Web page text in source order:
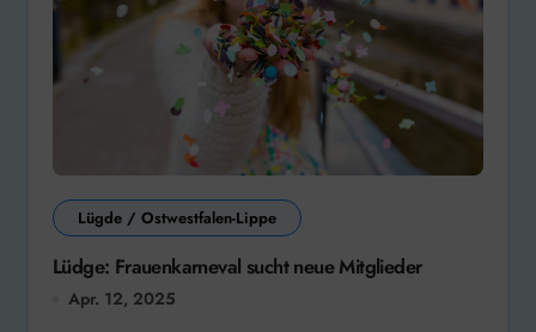
Lügde / Ostwestfalen-Lippe
Lüdge: Frauenkarneval sucht neue Mitglieder
Apr. 12, 2025